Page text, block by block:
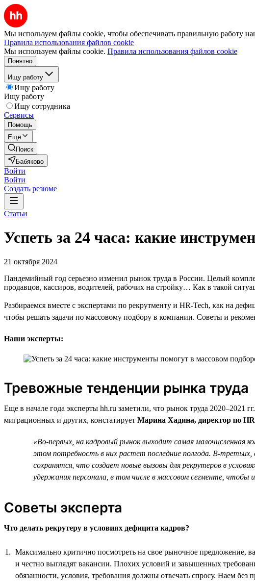
Мы используем файлы cookie, чтобы обеспечивать правильную работу
Правила использования файлов cookie
Мы используем файлы cookie. Правила использования файлов cookie
Понятно
Ищу работу
Ищу работу
Ищу работу
Ищу сотрудника
Сервисы
Помощь
Ещё
Поиск
Бабяково
Войти
Войти
Создать резюме
Статьи
Успеть за 24 часа: какие
21 октября 2024
Пандемийный год серьезно изменил рынок труда в России. Целый
продавцов, кассиров, водителей, рабочих на стройку… Как в такой
Разбираемся вместе с экспертами по рекрутменту и HR-Tech, как на
чтобы решать задачи по массовому подбору в компании. Советы и
Наши эксперты:
Тревожные тенденции рынка труда
Еще в начале года эксперты hh.ru заметили, что рынок труда 2020–2021
миграционных и других, констатирует Марина Хадина, директор по
«Во-первых, на кадровый рынок выходит самая малочисленная
этом потребность в них растет последние полгода. В-третьих,
сохранятся, что создает новые вызовы для рекрутеров в
удержания персонала, в том числе в массовом сегменте,
Советы эксперта
Что делать рекрутеру в условиях дефицита кадров?
Максимально критично посмотреть на свое рыночное предложение,
и честно выглядят вакансии. Плохих условий и завышенных
обязанности, условия, требования должны отвечать спросу. Наем